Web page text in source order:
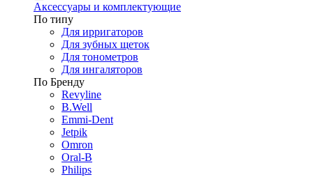
Аксессуары и комплектующие
По типу
Для ирригаторов
Для зубных щеток
Для тонометров
Для ингаляторов
По Бренду
Revyline
B.Well
Emmi-Dent
Jetpik
Omron
Oral-B
Philips